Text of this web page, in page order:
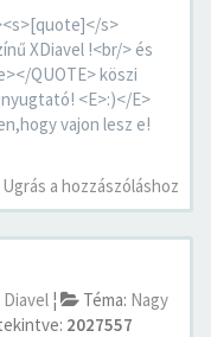
s>
XDiavel !<br/> és
QUOTE> köszi
<E>:)</E>
vajon lesz e!
Ugrás a hozzászóláshoz
Diavel ¦ Téma: Nagy
2027557